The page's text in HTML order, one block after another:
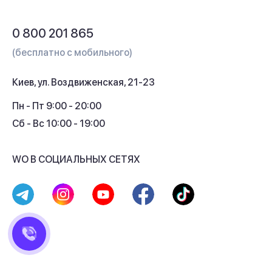
Кэшбек
0 800 201 865
(бесплатно с мобильного)
Киев, ул. Воздвиженская, 21-23
Пн - Пт 9:00 - 20:00
Сб - Вс 10:00 - 19:00
WO В СОЦИАЛЬНЫХ СЕТЯХ